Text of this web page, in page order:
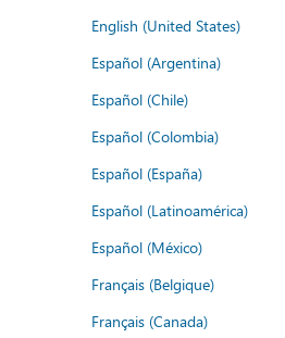
English (United States)
Español (Argentina)
Español (Chile)
Español (Colombia)
Español (España)
Español (Latinoamérica)
Español (México)
Français (Belgique)
Français (Canada)